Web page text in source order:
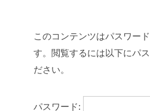
このコンテンツはパスワー
す。閲覧するには以下にパ
ださい。
パスワード: